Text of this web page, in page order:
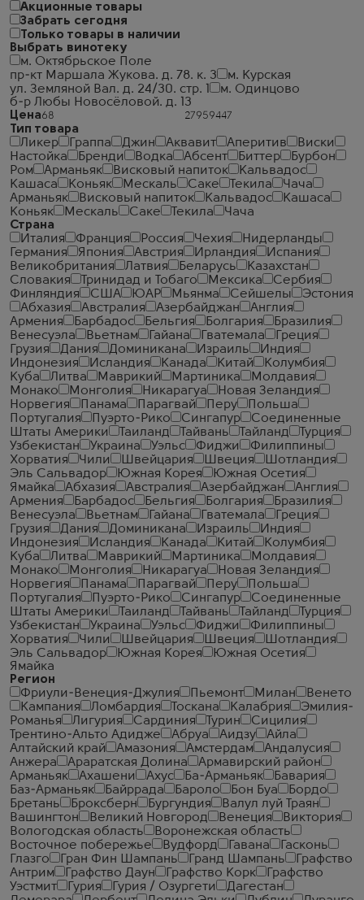
Акционные товары
Забрать сегодня
Только товары в наличии
Выбрать винотеку
м. Октябрьское Поле
пр-кт Маршала Жукова. д. 78. к. 3
м. Курская
ул. Земляной Вал. д. 24/30. стр. 1
м. Одинцово
б-р Любы Новосёловой. д. 13
Цена
Тип товара
Ликер
Граппа Джин Аквавит Аперитив
Виски
Настойка
Бренди Водка Абсент Биттер
Бурбон
Ром
Арманьяк Висковый напиток
Кальвадос
Кашаса
Коньяк Мескаль Саке Текила
Чача
Арманьяк
Висковый напиток Кальвадос
Кашаса
Коньяк
Мескаль Саке Текила
Чача
Страна
Италия
Франция Россия Чехия
Нидерланды
Германия
Япония Австрия Ирландия
Испания
Великобритания
Латвия Беларусь
Казахстан
Словакия
Тринидад и Тобаго Мексика
Сербия
Финляндия
США ЮАР Мьянма Сейшелы
Эстония
Абхазия
Австралия Азербайджан
Англия
Армения
Барбадос Бельгия Болгария
Бразилия
Венесуэла
Вьетнам Гайана Гватемала
Греция
Грузия
Дания Доминикана Израиль
Индия
Индонезия
Исландия Канада Китай
Колумбия
Куба
Литва Маврикий Мартиника
Молдавия
Монако
Монголия Никарагуа
Новая Зеландия
Норвегия
Панама Парагвай Перу
Польша
Португалия
Пуэрто-Рико Сингапур
Соединенные
Штаты Америки
Таиланд Тайвань Тайланд
Турция
Узбекистан
Украина Уэльс Фиджи
Филиппины
Хорватия
Чили Швейцария Швеция
Шотландия
Эль Сальвадор
Южная Корея
Южная Осетия
Ямайка
Абхазия Австралия Азербайджан
Англия
Армения
Барбадос Бельгия Болгария
Бразилия
Венесуэла
Вьетнам Гайана Гватемала
Греция
Грузия
Дания Доминикана Израиль
Индия
Индонезия
Исландия Канада Китай
Колумбия
Куба
Литва Маврикий Мартиника
Молдавия
Монако
Монголия Никарагуа
Новая Зеландия
Норвегия
Панама Парагвай Перу
Польша
Португалия
Пуэрто-Рико Сингапур
Соединенные
Штаты Америки
Таиланд Тайвань Тайланд
Турция
Узбекистан
Украина Уэльс Фиджи
Филиппины
Хорватия
Чили Швейцария Швеция
Шотландия
Эль Сальвадор
Южная Корея
Южная Осетия
Ямайка
Регион
Фриули-Венеция-Джулия
Пьемонт Милан
Венето
Кампания
Ломбардия Тоскана Калабрия
Эмилия-
Романья
Лигурия Сардиния Турин
Сицилия
Трентино-Альто Адидже
Абруа Аидзу
Айла
Алтайский край
Амазония Амстердам
Андалусия
Анжера
Араратская Долина
Армавирский район
Арманьяк
Ахашени Ахус Ба-Арманьяк
Бавария
Баз-Арманьяк
Байррада Бароло Бон Буа
Бордо
Бретань
Броксберн Бургундия
Валул луй Траян
Вашингтон
Великий Новгород Венеция
Виктория
Вологодская область
Воронежская область
Восточное побережье
Вудфорд Гавана
Гасконь
Глазго
Гран Фин Шампань Гранд Шампань
Графство
Антрим
Графство Даун Графство Корк
Графство
Уэстмит
Гурия Гурия / Озургети
Дагестан